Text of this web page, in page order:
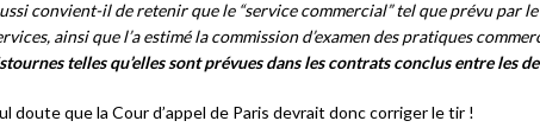
convient-il de retenir que le “service commercial” tel que prévu par le
ainsi que l’a estimé la commission d’examen des pratiques
telles qu’elles sont prévues dans les contrats conclus entre les
doute que la Cour d’appel de Paris devrait donc corriger le tir !